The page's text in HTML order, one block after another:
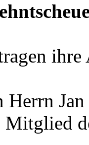
Herrn
Mitglied